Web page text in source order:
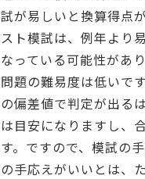
試が易しいと換算得点
スト模試は、例年より
なっている可能性があ
問題の難易度は低いで
の偏差値で判定が出る
は目安になりますし、
す。ですので、模試の
の手応えがいいとは、